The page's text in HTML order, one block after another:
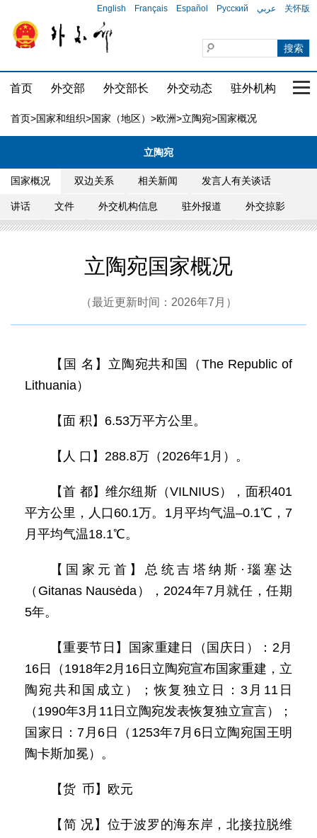
English Français Español Русский عربي 关怀版
首页 外交部 外交部长 外交动态 驻外机构 国
首页>国家和组织>国家（地区） >欧洲>立陶宛>国家概况
立陶宛
国家概况 双边关系 相关新闻 发言人有关谈话
讲话 文件 外交机构信息 驻外报道 外交掠影
立陶宛国家概况
（最近更新时间：2026年7月）
【国 名】立陶宛共和国（The Republic of
Lithuania）
【面 积】6.53万平方公里。
【人 口】288.8万（2026年1月）。
【首 都】维尔纽斯（VILNIUS），面积401
平方公里，人口60.1万。1月平均气温–0.1℃，7
月平均气温18.1℃。
【国家元首】总统吉塔纳斯·瑙塞达
（Gitanas Nausėda），2024年7月就任，任期
5年。
【重要节日】国家重建日（国庆日）：2月
16日（1918年2月16日立陶宛宣布国家重建，立
陶宛共和国成立）；恢复独立日：3月11日
（1990年3月11日立陶宛发表恢复独立宣言）；
国家日：7月6日（1253年7月6日立陶宛国王明
陶卡斯加冕）。
【货 币】欧元
【简 况】位于波罗的海东岸，北接拉脱维